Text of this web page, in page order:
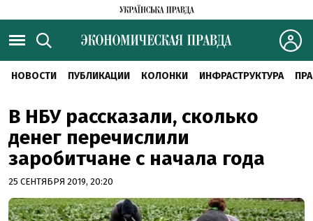
НОВОСТИ ПУБЛИКАЦИИ КОЛОНКИ ИНФРАСТРУКТУРА
В НБУ рассказали, сколько
денег перечислили
заробитчане с начала года
25 СЕНТЯБРЯ 2019, 20:20